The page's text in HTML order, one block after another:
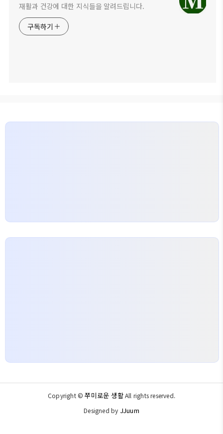
재활과 건강에 대한 지식들을 알려드립니다.
구독하기
Copyright ©쭈미로운 생활All rights reserved.
Designed by JJuum